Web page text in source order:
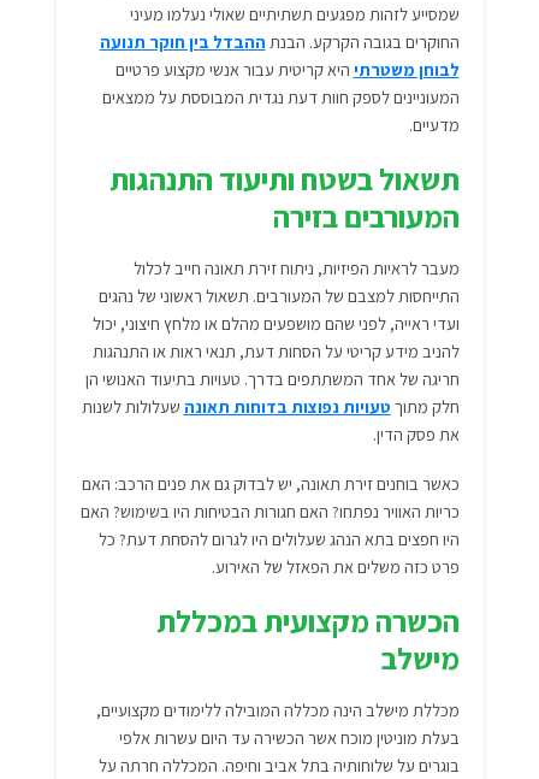
שמסייע לזהות מפגעים תשתיתיים שאולי נעלמו מעיני
החוקרים בגובה הקרקע. הבנת ההבדל בין חוקר תנועה
לבוחן משטרתי היא קריטית עבור אנשי מקצוע פרטיים
המעוניינים לספק חוות דעת נגדית המבוססת על ממצאים
מדעיים.
תשאול בשטח ותיעוד התנהגות
המעורבים בזירה
מעבר לראיות הפיזיות, ניתוח זירת תאונה חייב לכלול
התייחסות למצבם של המעורבים. תשאול ראשוני של נהגים
ועדי ראייה, לפני שהם מושפעים מהלם או מלחץ חיצוני, יכול
להניב מידע קריטי על הסחות דעת, תנאי ראות או התנהגות
חריגה של אחד המשתתפים בדרך. טעויות בתיעוד האנושי הן
חלק מתוך טעויות נפוצות בדוחות תאונה שעלולות לשנות
את פסק הדין.
כאשר בוחניםזירת תאונה, יש לבדוק גם את פנים הרכב: האם
כריות האוויר נפתחו? האם חגורות הבטיחות היו בשימוש? האם
היו חפצים בתא הנהג שעלולים היו לגרום להסחת דעת? כל
פרט כזה משלים את הפאזל של האירוע.
הכשרה מקצועית במכללת
מישלב
מכללת מישלב הינה מכללה המובילה ללימודים מקצועיים,
בעלת מוניטין מוכח אשר הכשירה עד היום עשרות אלפי
בוגרים על שלוחותיה בתל אביב וחיפה. המכללה חרתה על